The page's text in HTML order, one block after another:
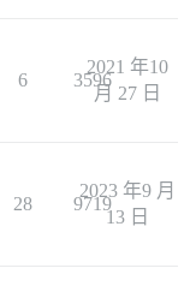
6 3596
2021 年10
月 27 日
28 9719
2023 年9 月
13 日